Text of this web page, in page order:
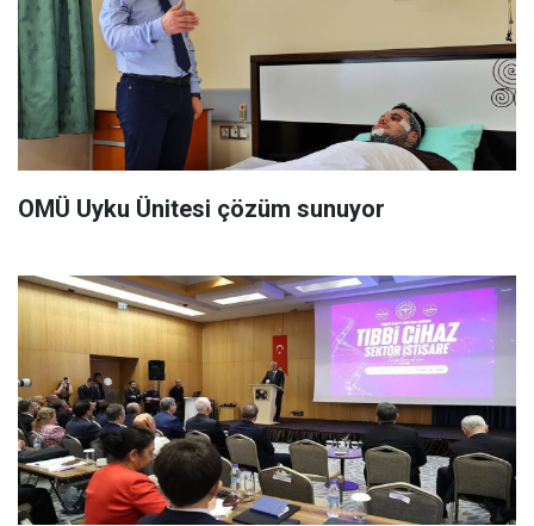
OMÜ Uyku Ünitesi çözüm sunuyor